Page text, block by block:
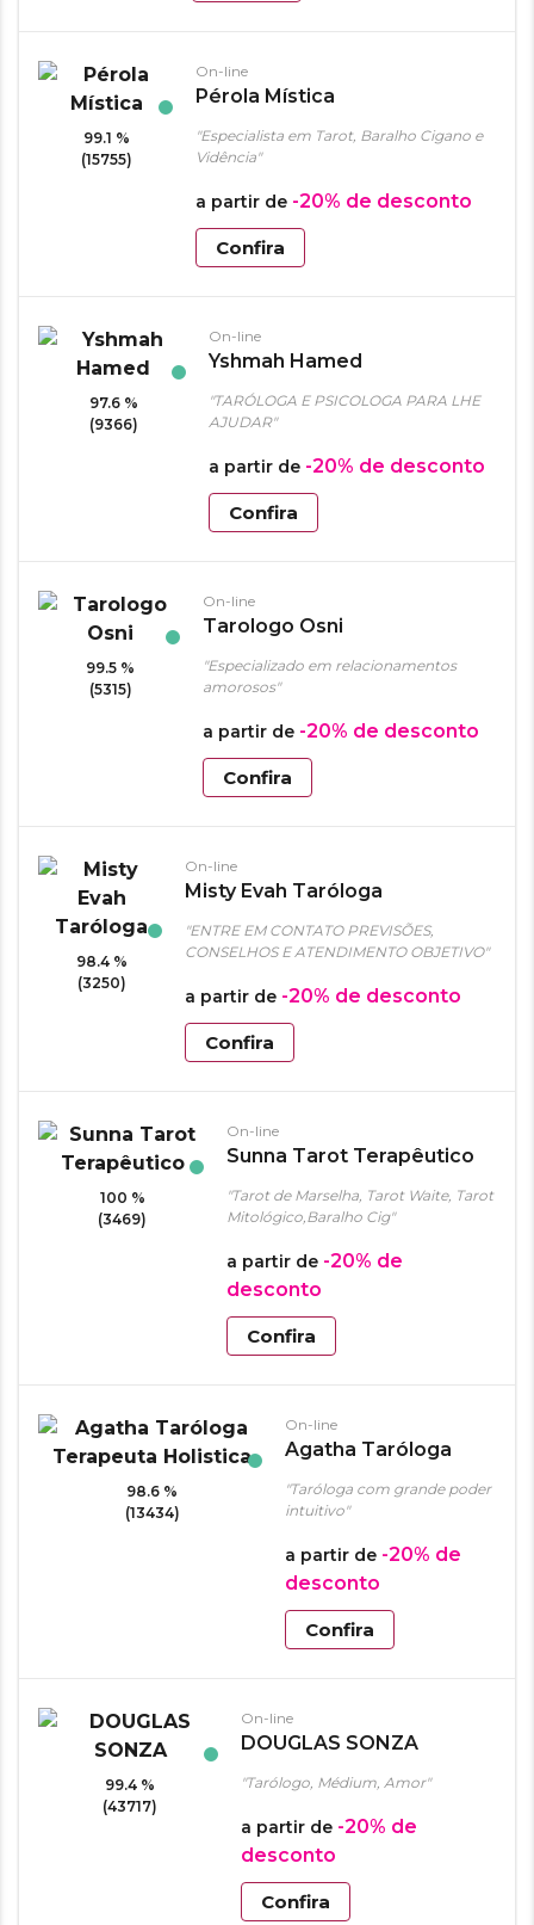
99.1 %
(15755)
On-line
Pérola Mística
"Especialista em Tarot, Baralho Cigano e
Vidência"
a partir de -20% de desconto
Confira
97.6 %
(9366)
On-line
Yshmah Hamed
"TARÓLOGA E PSICOLOGA PARA LHE
AJUDAR"
a partir de -20% de desconto
Confira
99.5 %
(5315)
On-line
Tarologo Osni
"Especializado em relacionamentos
amorosos"
a partir de -20% de desconto
Confira
98.4 %
(3250)
On-line
Misty Evah Taróloga
"ENTRE EM CONTATO PREVISÕES,
CONSELHOS E ATENDIMENTO OBJETIVO"
a partir de -20% de desconto
Confira
100 %
(3469)
On-line
Sunna Tarot Terapêutico
"Tarot de Marselha, Tarot Waite, Tarot
Mitológico,Baralho Cig"
a partir de -20% de
desconto
Confira
98.6 %
(13434)
On-line
Agatha Taróloga
Terapeuta Holistica
"Taróloga com grande poder
intuitivo"
a partir de -20% de
desconto
Confira
99.4 %
(43717)
On-line
DOUGLAS SONZA
"Tarólogo, Médium, Amor"
a partir de -20% de
desconto
Confira